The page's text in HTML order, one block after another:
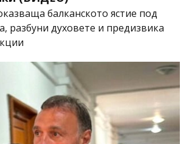
балканското ястие под
разбуни духовете и предизвика